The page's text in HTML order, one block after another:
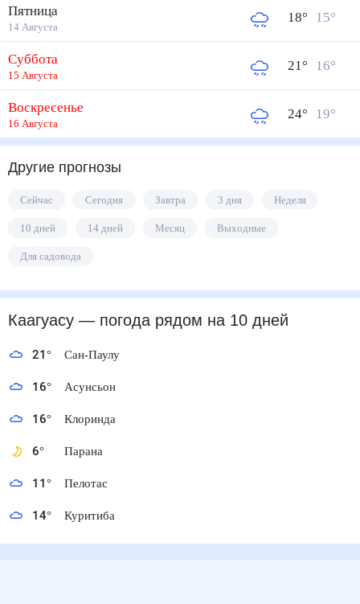
Пятница
14 Августа
18° 15°
Суббота
15 Августа
21° 16°
Воскресенье
16 Августа
24° 19°
Другие прогнозы
Сейчас Сегодня Завтра 3 дня Неделя
10 дней 14 дней Месяц Выходные
Для садовода
Каагуасу — погода рядом на 10 дней
21° Сан-Паулу
16° Асунсьон
16° Клоринда
6° Парана
11° Пелотас
14° Куритиба